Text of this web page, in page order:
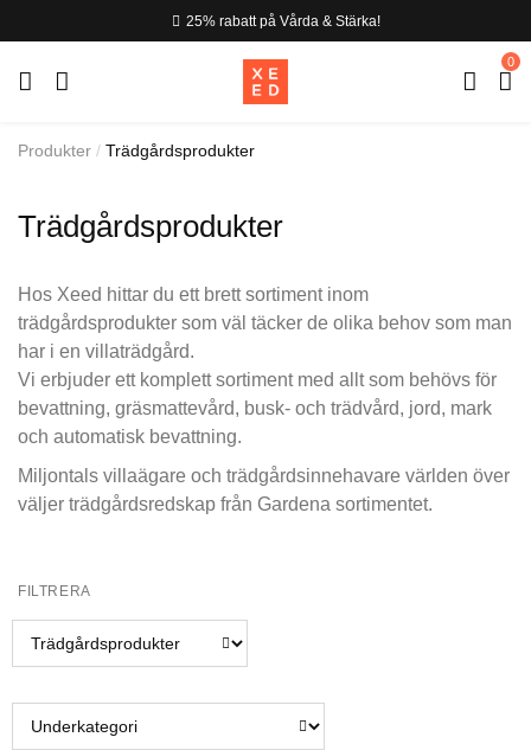
25% rabatt på Vårda & Stärka!
0
Produkter Trädgårdsprodukter
Trädgårdsprodukter
Hos Xeed hittar du ett brett sortiment inom
trädgårdsprodukter som väl täcker de olika behov som man
har i en villaträdgård.
Vi erbjuder ett komplett sortiment med allt som behövs för
bevattning, gräsmattevård, busk- och trädvård, jord, mark
och automatisk bevattning.
Miljontals villaägare och trädgårdsinnehavare världen över
väljer trädgårdsredskap från Gardena sortimentet.
FILTRERA